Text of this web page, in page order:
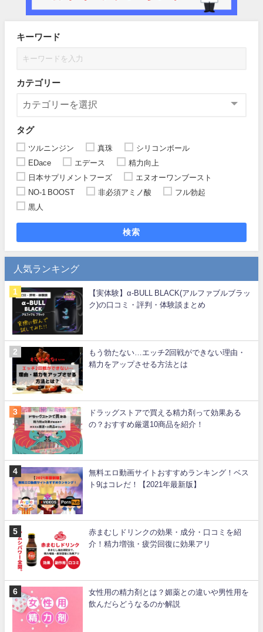
キーワード
カテゴリー
タグ
ツルニンジン 真珠
シリコンボール
EDace
エデース
精力向上
日本サプリメントフーズ
エヌオーワンブースト
NO-1 BOOST
非必須アミノ酸
フル勃起
黒人
検索
人気ランキング
【実体験】α-BULL BLACK(アルファブルブラッ
ク)の口コミ・評判・体験談まとめ
もう勃たない…エッチ2回戦ができない理由・
精力をアップさせる方法とは
ドラッグストアで買える精力剤って効果ある
の？おすすめ厳選10商品を紹介！
無料エロ動画サイトおすすめランキング！ベス
ト9はコレだ！【2021年最新版】
赤まむしドリンクの効果・成分・口コミを紹
介！精力増強・疲労回復に効果アリ
女性用の精力剤とは？媚薬との違いや男性用を
飲んだらどうなるのか解説